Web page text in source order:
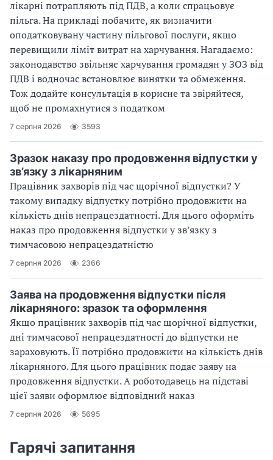
лікарні потрапляють під ПДВ, а коли спрацьовує
пільга. На прикладі побачите, як визначити
оподатковувану частину пільгової послуги, якщо
перевищили ліміт витрат на харчування. Нагадаємо:
законодавство звільняє харчування громадян у ЗОЗ від
ПДВ і водночас встановлює винятки та обмеження.
Тож додайте консультація в корисне та звіряйтеся,
щоб не промахнутися з податком
7 серпня 2026 3593
Зразок наказу про продовження відпустки у
зв’язку з лікарняним
Працівник захворів під час щорічної відпустки? У
такому випадку відпустку потрібно продовжити на
кількість днів непрацездатності. Для цього оформіть
наказ про продовження відпустки у зв’язку з
тимчасовою непрацездатністю
7 серпня 2026 2366
Заява на продовження відпустки після
лікарняного: зразок та оформлення
Якщо працівник захворів під час щорічної відпустки,
дні тимчасової непрацездатності до відпустки не
зараховують. Її потрібно продовжити на кількість днів
лікарняного. Для цього працівник подає заяву на
продовження відпустки. А роботодавець на підставі
цієї заяви оформлює відповідний наказ
7 серпня 2026 5695
Гарячі запитання